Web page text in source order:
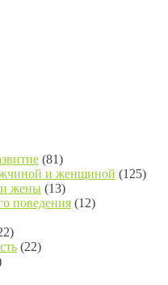
(81)
и женщиной (125)
жены (13)
поведения (12)
(22)